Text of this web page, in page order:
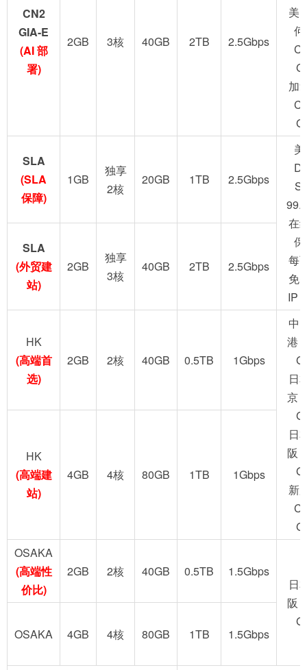
美
加
CN2
GIA-E
(AI 部
署)
2GB 3核 40GB 2TB 2.5Gbps
SLA
(SLA
保障)
1GB
独享
2核
20GB 1TB 2.5Gbps
在
每
免
IP
SLA
(外贸建
站)
2GB
独享
3核
40GB 2TB 2.5Gbps
HK
(高端首
选)
2GB 2核 40GB 0.5TB 1Gbps
中
港
日
京
日
阪
新
HK
(高端建
站)
4GB 4核 80GB 1TB 1Gbps
OSAKA
(高端性
价比)
2GB 2核 40GB 0.5TB
1.5Gbps
日
阪
OSAKA
4GB 4核 80GB 1TB 1.5Gbps